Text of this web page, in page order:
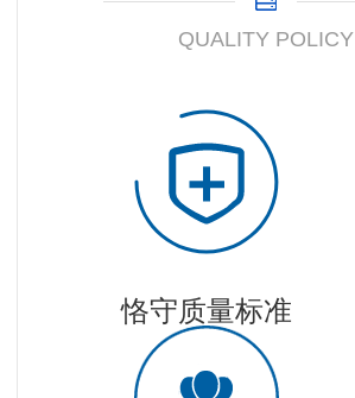
QUALITY POLICY
恪守质量标准